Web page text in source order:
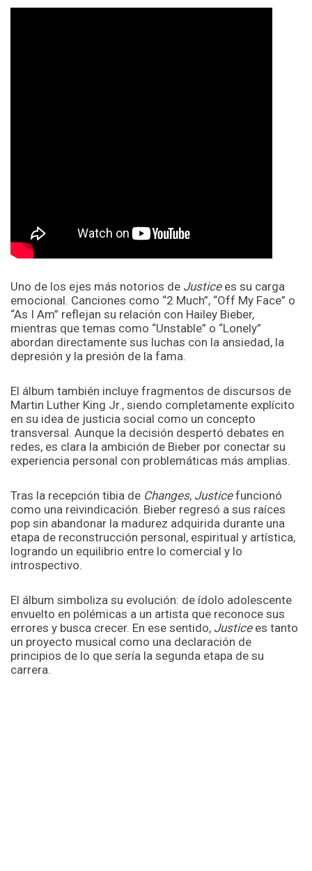
Uno de los ejes más notorios de Justicees su carga
emocional. Canciones como “2 Much”, “Off My Face” o
“As I Am” reflejan su relación con Hailey Bieber,
mientras que temas como “Unstable” o “Lonely”
abordan directamente sus luchas con la ansiedad, la
depresión y la presión de la fama.
El álbum también incluye fragmentos de discursos de
Martin Luther King Jr., siendo completamente explícito
en su idea de justicia social como un concepto
transversal. Aunque la decisión despertó debates en
redes, es clara la ambición de Bieber por conectar su
experiencia personal con problemáticas más amplias.
Tras la recepción tibia de Changes, Justicefuncionó
como una reivindicación. Bieber regresó a sus raíces
pop sin abandonar la madurez adquirida durante una
etapa de reconstrucción personal, espiritual y artística,
logrando un equilibrio entre lo comercial y lo
introspectivo.
El álbum simboliza su evolución: de ídolo adolescente
envuelto en polémicas a un artista que reconoce sus
errores y busca crecer. En ese sentido, Justicees tanto
un proyecto musical como una declaración de
principios de lo que sería la segunda etapa de su
carrera.